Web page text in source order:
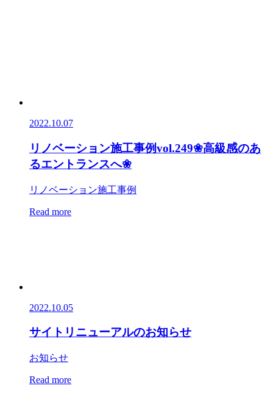
2022.10.07
リノベーション施工事例vol.249❀高級感のあ
るエントランスへ❀
リノベーション施工事例
Read more
2022.10.05
サイトリニューアルのお知らせ
お知らせ
Read more